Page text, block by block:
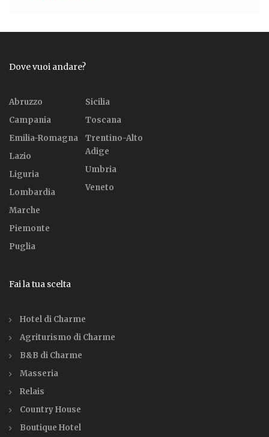
Dove vuoi andare?
Abruzzo
Campania
Emilia-Romagna
Lazio
Liguria
Lombardia
Marche
Piemonte
Puglia
Sicilia
Toscana
Trentino-Alto
Adige
Umbria
Veneto
Fai la tua scelta
Hotel di Charme
Agriturismo di Charme
B&B di Charme
Masseria
Relais
Country House
Boutique Hotel